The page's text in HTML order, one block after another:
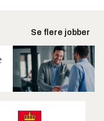
Se flere jobber